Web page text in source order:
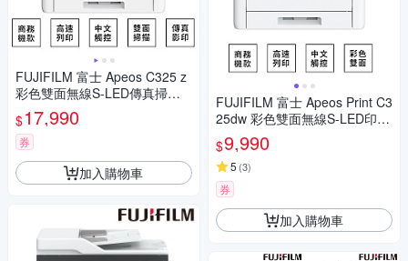
FUJIFILM 富士 Apeos C325 z
彩色雙面無線S-LED傳真掃描
複合機
$17,990
券
加入購物車
FUJIFILM 富士 Apeos Print C3
25dw 彩色雙面無線S-LED印表
機
$9,990
5 (3)
券
加入購物車